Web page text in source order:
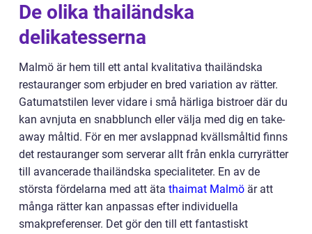
De olika thailändska
delikatesserna
Malmö är hem till ett antal kvalitativa thailändska
restauranger som erbjuder en bred variation av rätter.
Gatumatstilen lever vidare i små härliga bistroer där du
kan avnjuta en snabblunch eller välja med dig en take-
away måltid. För en mer avslappnad kvällsmåltid finns
det restauranger som serverar allt från enkla curryrätter
till avancerade thailändska specialiteter. En av de
största fördelarna med att äta thaimat Malmö är att
många rätter kan anpassas efter individuella
smakpreferenser. Det gör den till ett fantastiskt